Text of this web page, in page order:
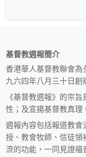
基督教週報簡介
香港華人基督教聯會
九六四年八月三十日創
《基督教週報》的宗
性；及宣揚基督教真理
週報內容包括報道教會
授、教會牧師、信徒
流的功能，一同見證福